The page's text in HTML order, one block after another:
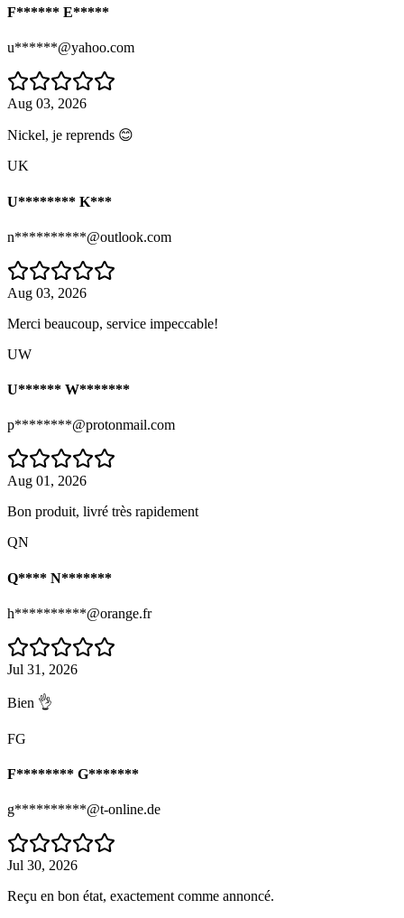
F****** E*****
u******@yahoo.com
Aug 03, 2026
Nickel, je reprends 😊
UK
U******** K***
n**********@outlook.com
Aug 03, 2026
Merci beaucoup, service impeccable!
UW
U****** W*******
p********@protonmail.com
Aug 01, 2026
Bon produit, livré très rapidement
QN
Q**** N*******
h**********@orange.fr
Jul 31, 2026
Bien 👌
FG
F******** G*******
g**********@t-online.de
Jul 30, 2026
Reçu en bon état, exactement comme annoncé.